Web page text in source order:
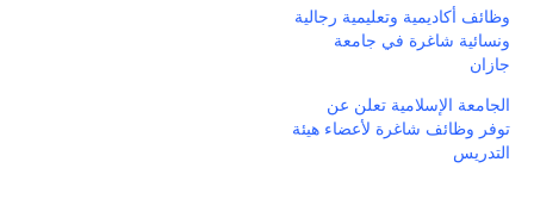
وظائف أكاديمية وتعليمية رجالية
ونسائية شاغرة في جامعة
جازان
الجامعة الإسلامية تعلن عن
توفر وظائف شاغرة لأعضاء هيئة
التدريس